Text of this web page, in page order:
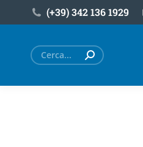
(+39) ‎342 136 1929
Cerca: